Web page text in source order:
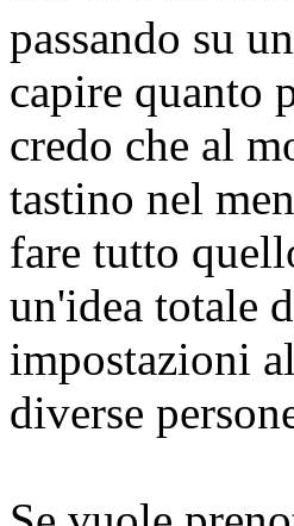
passando su
capire quanto
credo che al
tastino nel
fare tutto
un'idea totale
impostazioni
diverse